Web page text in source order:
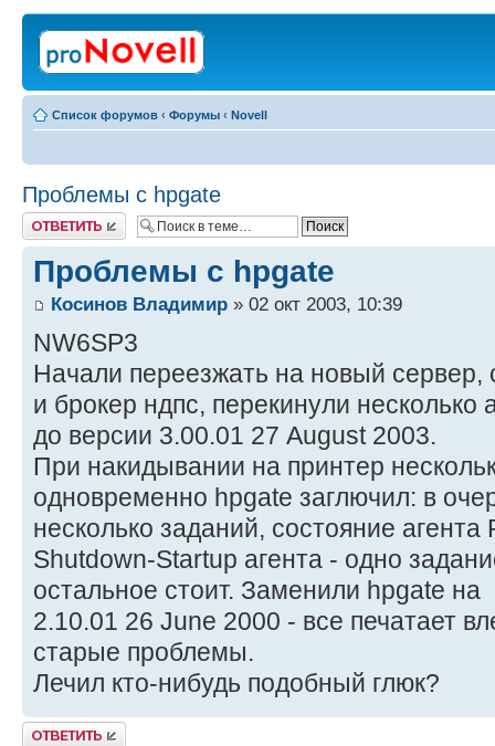
Список форумов ‹ Форумы ‹ Novell
Проблемы с hpgate
Ответить
Проблемы с hpgate
Косинов Владимир » 02 окт 2003, 10:39
NW6SP3
Начали переезжать на новый
и брокер ндпс, перекинули
до версии 3.00.01 27 August 2003.
При накидывании на принтер
одновременно hpgate заглючил: в
несколько заданий, состояние
Shutdown-Startup агента - одно
остальное стоит. Заменили hpgate на
2.10.01 26 June 2000 - все печатает
старые проблемы.
Лечил кто-нибудь подобный глюк?
Ответить